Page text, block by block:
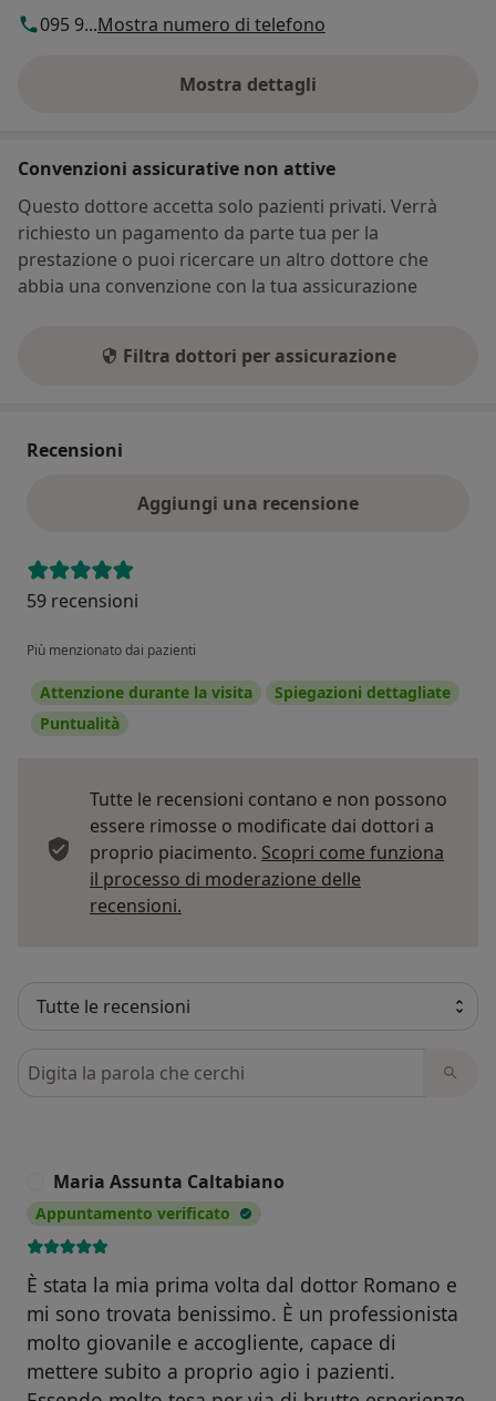
095 9...Mostra numero di telefono
Mostra dettagli
sull'indirizzo
Convenzioni assicurative non attive
Questo dottore accetta solo pazienti privati. Verrà
richiesto un pagamento da parte tua per la
prestazione o puoi ricercare un altro dottore che
abbia una convenzione con la tua assicurazione
Filtra dottori per assicurazione
Recensioni
Aggiungi una recensione
59 recensioni
Più menzionato dai pazienti
Attenzione durante la visita
Spiegazioni dettagliate
Puntualità
Tutte le recensioni contano e non possono
essere rimosse o modificate dai dottori a
proprio piacimento. Scopri come funziona
il processo di moderazione delle
recensioni.
Cerca nelle recensioni
Maria Assunta Caltabiano
Appuntamento verificato
È stata la mia prima volta dal dottor Romano e
mi sono trovata benissimo. È un professionista
molto giovanile e accogliente, capace di
mettere subito a proprio agio i pazienti.